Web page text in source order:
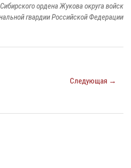
ордена Жукова округа войск
гвардии Российской Федерации
Следующая →